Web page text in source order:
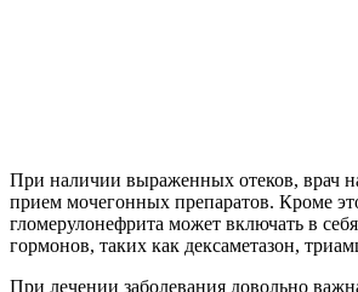
При наличии выраженных отеков, врач
прием мочегонных препаратов. Кроме
гломерулонефрита может включать в
гормонов, таких как дексаметазон,
При лечении заболевания довольно